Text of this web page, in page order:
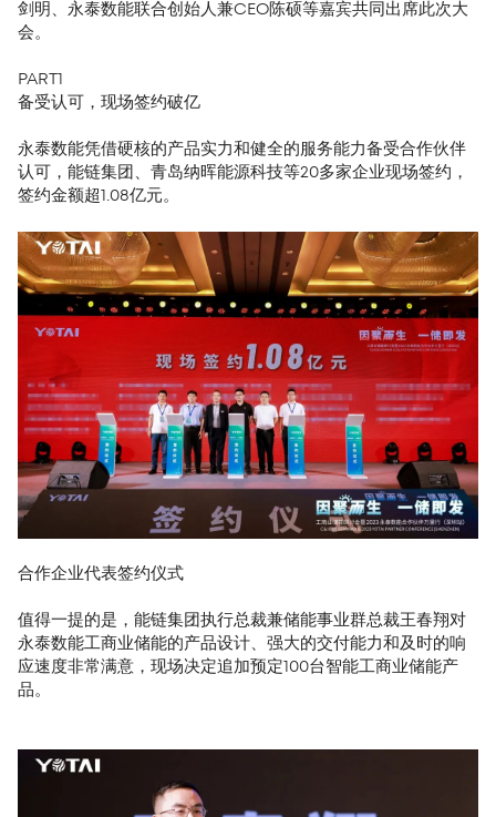
剑明、永泰数能联合创始人兼CEO陈硕等嘉宾共同出席此次大
会。
PART1
备受认可，现场签约破亿
永泰数能凭借硬核的产品实力和健全的服务能力备受合作伙伴
认可，能链集团、青岛纳晖能源科技等20多家企业现场签约，
签约金额超1.08亿元。
合作企业代表签约仪式
值得一提的是，能链集团执行总裁兼储能事业群总裁王春翔对
永泰数能工商业储能的产品设计、强大的交付能力和及时的响
应速度非常满意，现场决定追加预定100台智能工商业储能产
品。